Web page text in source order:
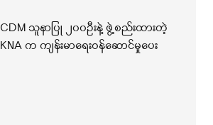
CDM သူနာပြု ၂၀၀ဦးနဲ့ ဖွဲ့စည်းထားတဲ့
KNA က ကျန်းမာရေးဝန်ဆောင်မှုပေး